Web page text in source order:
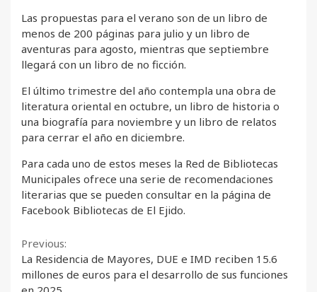
Las propuestas para el verano son de un libro de
menos de 200 páginas para julio y un libro de
aventuras para agosto, mientras que septiembre
llegará con un libro de no ficción.
El último trimestre del año contempla una obra de
literatura oriental en octubre, un libro de historia o
una biografía para noviembre y un libro de relatos
para cerrar el año en diciembre.
Para cada uno de estos meses la Red de Bibliotecas
Municipales ofrece una serie de recomendaciones
literarias que se pueden consultar en la página de
Facebook Bibliotecas de El Ejido.
Continue
Reading
Previous:
La Residencia de Mayores, DUE e IMD reciben 15.6
millones de euros para el desarrollo de sus funciones